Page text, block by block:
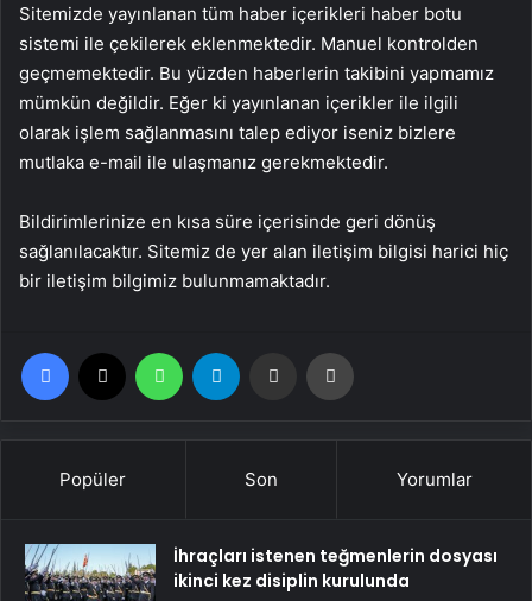
Sitemizde yayınlanan tüm haber içerikleri haber botu
sistemi ile çekilerek eklenmektedir. Manuel kontrolden
geçmemektedir. Bu yüzden haberlerin takibini yapmamız
mümkün değildir. Eğer ki yayınlanan içerikler ile ilgili
olarak işlem sağlanmasını talep ediyor iseniz bizlere
mutlaka e-mail ile ulaşmanız gerekmektedir.
Bildirimlerinize en kısa süre içerisinde geri dönüş
sağlanılacaktır. Sitemiz de yer alan iletişim bilgisi harici hiç
bir iletişim bilgimiz bulunmamaktadır.
Facebook WhatsApp Email'den paylaş
Popüler Son Yorumlar
İhraçları istenen teğmenlerin dosyası
ikinci kez disiplin kurulunda